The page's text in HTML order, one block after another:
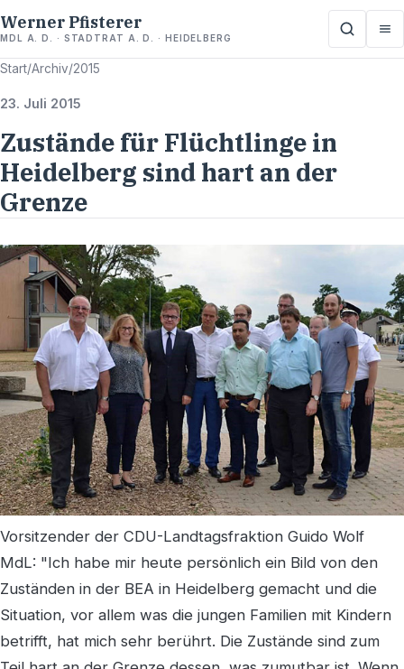
Werner Pfisterer
MDL A. D. · STADTRAT A. D. · HEIDELBERG
Start/Archiv/2015
23. Juli 2015
Zustände für Flüchtlinge in
Heidelberg sind hart an der
Grenze
Vorsitzender der CDU-Landtagsfraktion Guido Wolf
MdL: "Ich habe mir heute persönlich ein Bild von den
Zuständen in der BEA in Heidelberg gemacht und die
Situation, vor allem was die jungen Familien mit Kindern
betrifft, hat mich sehr berührt. Die Zustände sind zum